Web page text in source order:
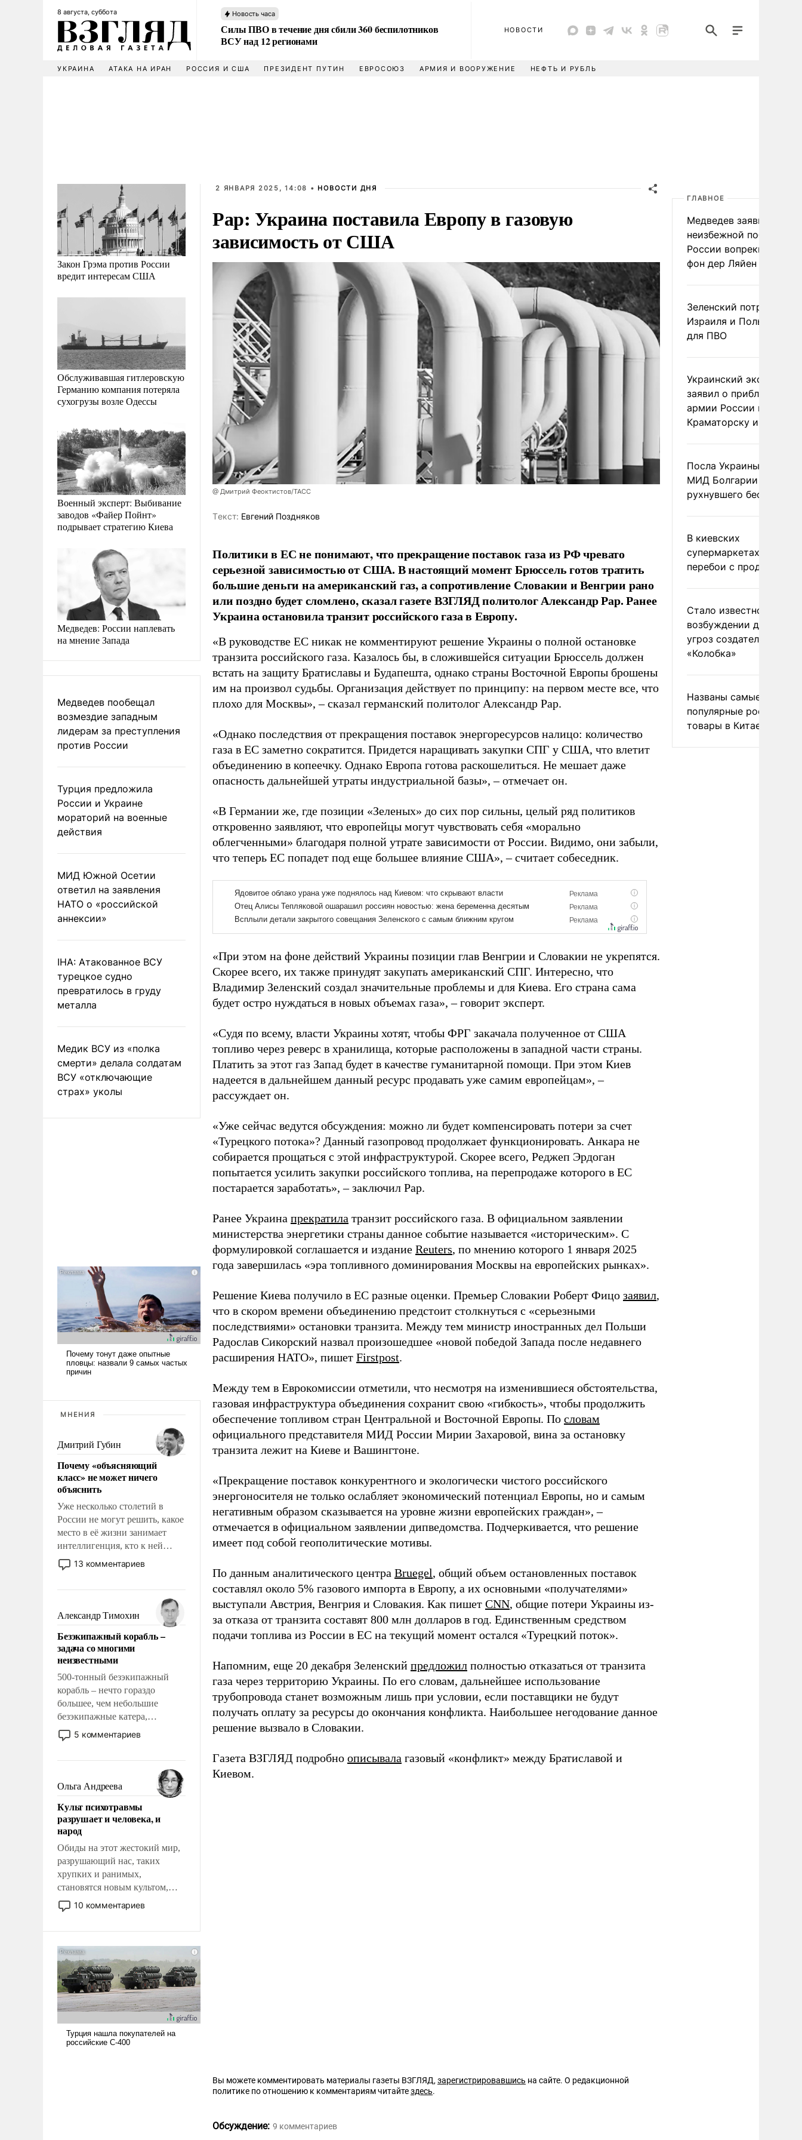
8 августа, суббота Новость часа
Силы ПВО в течение дня сбили 360 беспилотников
ВСУ над 12 регионами
НОВОСТИ
УКРАИНА АТАКА НА ИРАН РОССИЯ И США ПРЕЗИДЕНТ ПУТИН ЕВРОСОЮЗ АРМИЯ И ВООРУЖЕНИЕ НЕФТЬ И РУБЛЬ
Закон Грэма против России
вредит интересам США
Обслуживавшая гитлеровскую
Германию компания потеряла
сухогрузы возле Одессы
Военный эксперт: Выбивание
заводов «Файер Пойнт»
подрывает стратегию Киева
Медведев: России наплевать
на мнение Запада
Медведев пообещал
возмездие западным
лидерам за преступления
против России
Турция предложила
России и Украине
мораторий на военные
действия
МИД Южной Осетии
ответил на заявления
НАТО о «российской
аннексии»
IHA: Атакованное ВСУ
турецкое судно
превратилось в груду
металла
Медик ВСУ из «полка
смерти» делала солдатам
ВСУ «отключающие
страх» уколы
МНЕНИЯ
Дмитрий Губин
Почему «объясняющий
класс» не может ничего
объяснить
Уже несколько столетий в
России не могут решить, какое
место в её жизни занимает
интеллигенция, кто к ней
принадлежит, а кого из неё
исключили с правом
чем она отличается от просто
образованных людей. Иногда
казалось, что эти вопросы
решены раз и навсегда, но –
нет, не решены.
13 комментариев
Александр Тимохин
Безэкипажный корабль –
задача со многими
неизвестными
500-тонный безэкипажный
корабль – нечто гораздо
большее, чем небольшие
безэкипажные катера,
применение которых уже
стало обыденностью. Задача по
сложна и амбициозна. Однако
и ее реализация радикально
поднимет наши боевые
возможности.
5 комментариев
Ольга Андреева
Культ психотравмы
разрушает и человека, и
народ
Обиды на этот жестокий мир,
разрушающий нас, таких
хрупких и ранимых,
становятся новым культом,
постепенно вытесняя и
отменяя традиционное
ударами судьбы, брать на себя
ответственность, помогать
слабым, идти вперед и
адаптироваться.
10 комментариев
2 ЯНВАРЯ 2025, 14:08 • НОВОСТИ ДНЯ
Рар: Украина поставила Европу в газовую
зависимость от США
@ Дмитрий Феоктистов/ТАСС
Tекст: Евгений Поздняков
Политики в ЕС не понимают, что прекращение поставок газа из РФ чревато
серьезной зависимостью от США. В настоящий момент Брюссель готов тратить
большие деньги на американский газ, а сопротивление Словакии и Венгрии рано
или поздно будет сломлено, сказал газете ВЗГЛЯД политолог Александр Рар. Ранее
Украина остановила транзит российского газа в Европу.
«В руководстве ЕС никак не комментируют решение Украины о полной остановке
транзита российского газа. Казалось бы, в сложившейся ситуации Брюссель должен
встать на защиту Братиславы и Будапешта, однако страны Восточной Европы брошены
им на произвол судьбы. Организация действует по принципу: на первом месте все, что
плохо для Москвы», – сказал германский политолог Александр Рар.
«Однако последствия от прекращения поставок энергоресурсов налицо: количество
газа в ЕС заметно сократится. Придется наращивать закупки СПГ у США, что влетит
объединению в копеечку. Однако Европа готова раскошелиться. Не мешает даже
опасность дальнейшей утраты индустриальной базы», – отмечает он.
«В Германии же, где позиции «Зеленых» до сих пор сильны, целый ряд политиков
откровенно заявляют, что европейцы могут чувствовать себя «морально
облегченными» благодаря полной утрате зависимости от России. Видимо, они забыли,
что теперь ЕС попадет под еще большее влияние США», – считает собеседник.
«При этом на фоне действий Украины позиции глав Венгрии и Словакии не укрепятся.
Скорее всего, их также принудят закупать американский СПГ. Интересно, что
Владимир Зеленский создал значительные проблемы и для Киева. Его страна сама
будет остро нуждаться в новых объемах газа», – говорит эксперт.
«Судя по всему, власти Украины хотят, чтобы ФРГ закачала полученное от США
топливо через реверс в хранилища, которые расположены в западной части страны.
Платить за этот газ Запад будет в качестве гуманитарной помощи. При этом Киев
надеется в дальнейшем данный ресурс продавать уже самим европейцам», –
рассуждает он.
«Уже сейчас ведутся обсуждения: можно ли будет компенсировать потери за счет
«Турецкого потока»? Данный газопровод продолжает функционировать. Анкара не
собирается прощаться с этой инфраструктурой. Скорее всего, Реджеп Эрдоган
попытается усилить закупки российского топлива, на перепродаже которого в ЕС
постарается заработать», – заключил Рар.
Ранее Украина прекратила транзит российского газа. В официальном заявлении
министерства энергетики страны данное событие называется «историческим». С
формулировкой соглашается и издание Reuters, по мнению которого 1 января 2025
года завершилась «эра топливного доминирования Москвы на европейских рынках».
Решение Киева получило в ЕС разные оценки. Премьер Словакии Роберт Фицо заявил,
что в скором времени объединению предстоит столкнуться с «серьезными
последствиями» остановки транзита. Между тем министр иностранных дел Польши
Радослав Сикорский назвал произошедшее «новой победой Запада после недавнего
расширения НАТО», пишет Firstpost.
Между тем в Еврокомиссии отметили, что несмотря на изменившиеся обстоятельства,
газовая инфраструктура объединения сохранит свою «гибкость», чтобы продолжить
обеспечение топливом стран Центральной и Восточной Европы. По словам
официального представителя МИД России Мирии Захаровой, вина за остановку
транзита лежит на Киеве и Вашингтоне.
«Прекращение поставок конкурентного и экологически чистого российского
энергоносителя не только ослабляет экономический потенциал Европы, но и самым
негативным образом сказывается на уровне жизни европейских граждан», –
отмечается в официальном заявлении дипведомства. Подчеркивается, что решение
имеет под собой геополитические мотивы.
По данным аналитического центра Bruegel, общий объем остановленных поставок
составлял около 5% газового импорта в Европу, а их основными «получателями»
выступали Австрия, Венгрия и Словакия. Как пишет CNN, общие потери Украины из-
за отказа от транзита составят 800 млн долларов в год. Единственным средством
подачи топлива из России в ЕС на текущий момент остался «Турецкий поток».
Напомним, еще 20 декабря Зеленский предложил полностью отказаться от транзита
газа через территорию Украины. По его словам, дальнейшее использование
трубопровода станет возможным лишь при условии, если поставщики не будут
получать оплату за ресурсы до окончания конфликта. Наибольшее негодование данное
решение вызвало в Словакии.
Газета ВЗГЛЯД подробно описывала газовый «конфликт» между Братиславой и
Киевом.
Вы можете комментировать материалы газеты ВЗГЛЯД,зарегистрировавшись на сайте. О редакционной
политике по отношению к комментариям читайтездесь.
Обсуждение: 9 комментариев
ГЛАВНОЕ
Медведев заявил о
неизбежной победе
России вопреки словам
фон дер Ляйен
Зеленский потребовал
Израиля и Польши
для ПВО
Украинский эксперт
заявил о приближении
армии России к
Краматорску и
Посла Украины
МИД Болгарии из-за
рухнувшего
В киевских
супермаркетах
перебои с продуктами
Стало известно о
возбуждении дела из-
угроз создателям
«Колобка»
Названы самые
популярные российские
товары в Китае